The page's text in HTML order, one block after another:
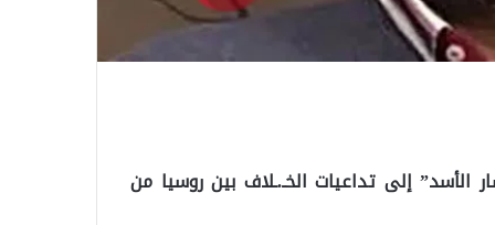
إلى تداعيات الخـ.ـلاف بين روسيا من